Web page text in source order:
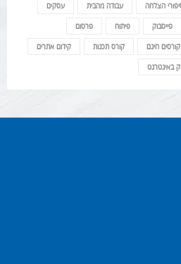
הצלחה עבודה מהבית עסקים
פייסבוק פיתוח פרסום
קורסים חינם קורס תכנות קידום אתרים
באינטרנט